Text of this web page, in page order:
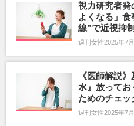
視力研究者発
よくなる」
線”で近視抑
週刊女性2025年7
《医師解説
水』放って
ためのチェッ
週刊女性2025年7